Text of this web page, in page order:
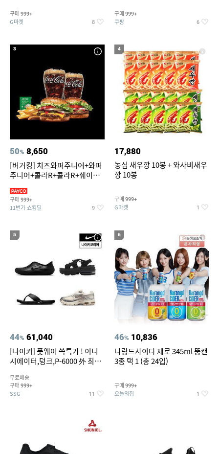
구매 999+
G마켓 8
구매 999+
쿠팡 6
3
50% 8,650
[버거킹] 치즈와퍼주니어+와퍼
주니어+콜라R+콜라R+쉐이킹
구매 999+
11번가 쇼킹딜 9
4
17,880
농심 새우깡 10봉 + 와사비새우
깡 10봉
구매 999+
G마켓 1
5
44% 61,040
[나이키] 풋웨어 쓱특가 ! 이니
시에이터,덩크,P-6000 外 최대
무료배송
구매 999+
SSG 11
6
46% 10,836
나랑드사이다 제로 345ml 뚱캔
3종 택 1 (총 24입)
구매 999+
오늘의집 1